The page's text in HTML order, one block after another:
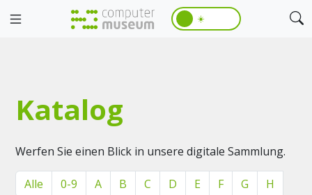
☀️
Katalog
Werfen Sie einen Blick in unsere digitale Sammlung.
Alle 0-9 A B C D E F G
H